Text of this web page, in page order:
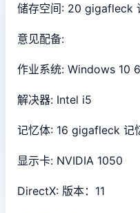
储存空间: 20 gigafleck
意见配备:
作业系统: Windows 10
解决器: Intel i5
记忆体: 16 gigafleck 记
显示卡: NVIDIA 1050
DirectX: 版本：11